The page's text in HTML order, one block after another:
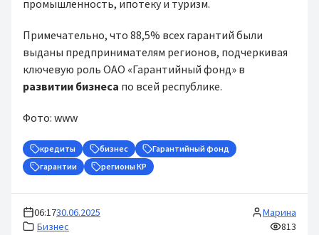
промышленность, ипотеку и туризм.
Примечательно, что 88,5% всех гарантий были
выданы предпринимателям регионов, подчеркивая
ключевую роль ОАО «Гарантийный фонд» в
развитии бизнеса по всей республике.
Фото: www
кредиты бизнес
Гарантийный фонд
гарантии
регионы КР
06:1730.06.2025
Бизнес
Марина
813